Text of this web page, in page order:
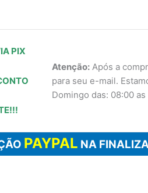
PIX
Atenção: Após a
para seu e-mail.
Domingo das: 08:00
PAYPAL NA